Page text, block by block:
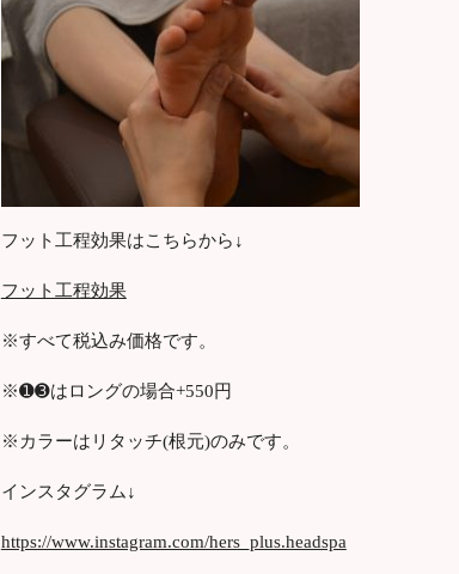
フット工程効果はこちらから↓
フット工程効果
※すべて税込み価格です。
※➊➌はロングの場合+550円
※カラーはリタッチ(根元)のみです。
インスタグラム↓
https://www.instagram.com/hers_plus.headspa